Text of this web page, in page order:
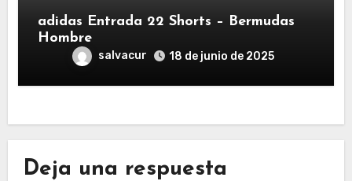
adidas Entrada 22 Shorts – Bermudas
Hombre
salvacur 18 de junio de 2025
Deja una respuesta